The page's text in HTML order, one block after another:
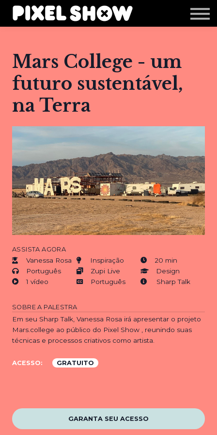
Shop
Revista Zupi
Login
Mars College - um
futuro sustentável,
na Terra
ASSISTA AGORA
Vanessa Rosa Inspiração
20 min
Português
Zupi Live
Design
1 vídeo
Português Sharp Talk
SOBRE A PALESTRA
Em seu Sharp Talk, Vanessa Rosa irá apresentar o projeto
Mars.college ao público do Pixel Show , reunindo suas
técnicas e processos criativos como artista.
ACESSO: GRATUITO
GARANTA SEU ACESSO